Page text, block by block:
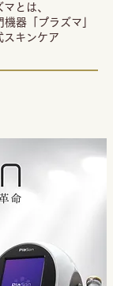
とは、
器「プラズマ」
スキンケア